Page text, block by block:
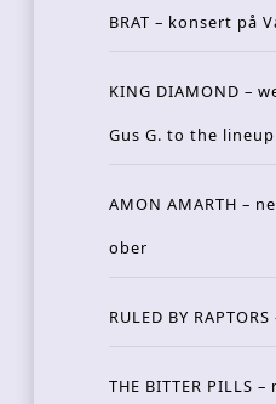
BRAT – konsert på
KING DIAMOND –
Gus G. to the lineup
AMON AMARTH –
ober
RULED BY
THE BITTER PILLS